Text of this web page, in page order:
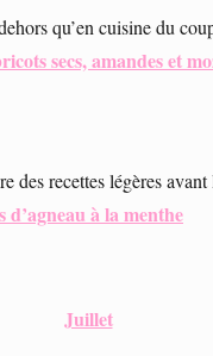
qu’en cuisine du
secs, amandes et
des recettes légères
d’agneau à la menthe
Juillet